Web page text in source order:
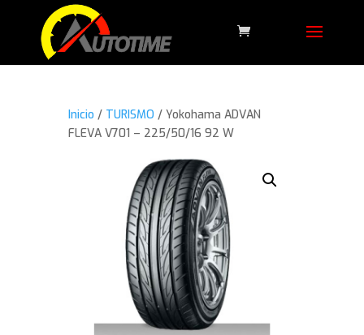
Inicio / TURISMO / Yokohama ADVAN
FLEVA V701 – 225/50/16 92 W